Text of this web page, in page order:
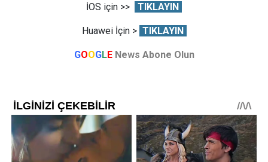
İOS için >> TIKLAYIN
Huawei İçin > TIKLAYIN
GOOGLE News Abone Olun